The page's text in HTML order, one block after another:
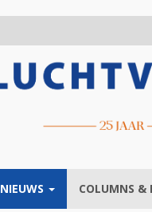
NIEUWS COLUMNS &